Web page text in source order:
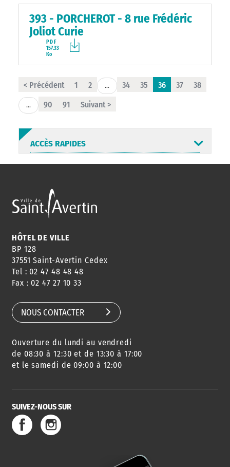
393 - PORCHEROT - 8 rue Frédéric
Joliot Curie
PDF
157.33
Ko
< Précédent 1 2 ... 34 35 36 37 38
... 90 91 Suivant >
ACCÈS RAPIDES
ANNUAIRE
HORAIRES
CONSEILS
DE QUARTIER
AGENDA
DES SORTIES
URBANISME
SERVICE
DE L'EAU
HÔTEL DE VILLE
BP 128
37551 Saint-Avertin Cedex
Tel : 02 47 48 48 48
Fax : 02 47 27 10 33
NOUS CONTACTER
Ouverture du lundi au vendredi
de 08:30 à 12:30 et de 13:30 à 17:00
et le samedi de 09:00 à 12:00
SUIVEZ-NOUS SUR